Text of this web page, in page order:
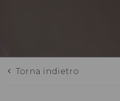
Torna indietro